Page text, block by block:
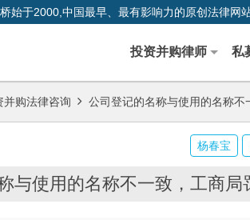
始于2000,中国最早、最有影响力的原创法律网站
投资并购律师 私
并购法律咨询 公司登记的名称与使用的名称
与使用的名称不一致，工商局
杨春宝